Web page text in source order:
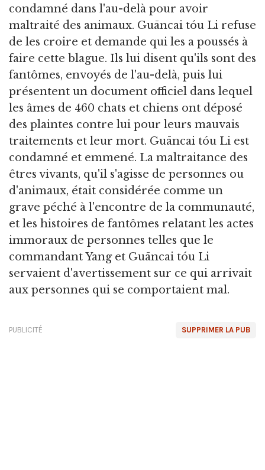
condamné dans l'au-delà pour avoir
maltraité des animaux. Guāncai tóu Li refuse
de les croire et demande qui les a poussés à
faire cette blague. Ils lui disent qu'ils sont des
fantômes, envoyés de l'au-delà, puis lui
présentent un document officiel dans lequel
les âmes de 460 chats et chiens ont déposé
des plaintes contre lui pour leurs mauvais
traitements et leur mort. Guāncai tóu Li est
condamné et emmené. La maltraitance des
êtres vivants, qu'il s'agisse de personnes ou
d'animaux, était considérée comme un
grave péché à l'encontre de la communauté,
et les histoires de fantômes relatant les actes
immoraux de personnes telles que le
commandant Yang et Guāncai tóu Li
servaient d'avertissement sur ce qui arrivait
aux personnes qui se comportaient mal.
SUPPRIMER LA PUB
PUBLICITÉ